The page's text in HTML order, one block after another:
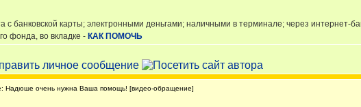
с банковской карты; электронными деньгами; наличными в терминале; через
фонда, во вкладке - КАК ПОМОЧЬ
Надюше очень нужна Ваша помощь! [видео-обращение]